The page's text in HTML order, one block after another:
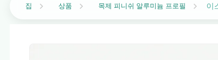
집 상품 목제 피니쉬 알루미늄 프로필 이